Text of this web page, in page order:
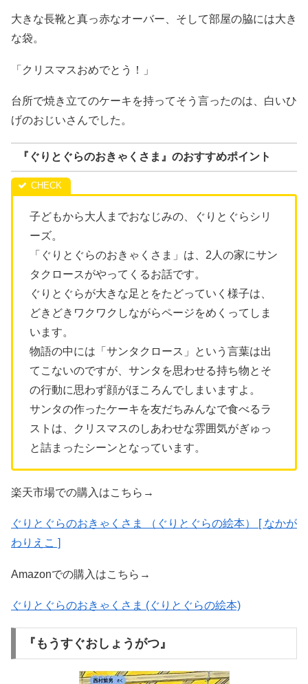
大きな長靴と真っ赤なオーバー、そして部屋の脇には大き
な袋。
「クリスマスおめでとう！」
台所で焼き立てのケーキを持ってそう言ったのは、白いひ
げのおじいさんでした。
『ぐりとぐらのおきゃくさま』のおすすめポイント
子どもから大人までおなじみの、ぐりとぐらシリ
ーズ。
「ぐりとぐらのおきゃくさま」は、2人の家にサン
タクロースがやってくるお話です。
ぐりとぐらが大きな足とをたどっていく様子は、
どきどきワクワクしながらページをめくってしま
います。
物語の中には「サンタクロース」という言葉は出
てこないのですが、サンタを思わせる持ち物とそ
の行動に思わず顔がほころんでしまいますよ。
サンタの作ったケーキを友だちみんなで食べるラ
ストは、クリスマスのしあわせな雰囲気がぎゅっ
と詰まったシーンとなっています。
楽天市場での購入はこちら→
ぐりとぐらのおきゃくさま （ぐりとぐらの絵本） [ なかが
わりえこ ]
Amazonでの購入はこちら→
ぐりとぐらのおきゃくさま (ぐりとぐらの絵本)
『もうすぐおしょうがつ』